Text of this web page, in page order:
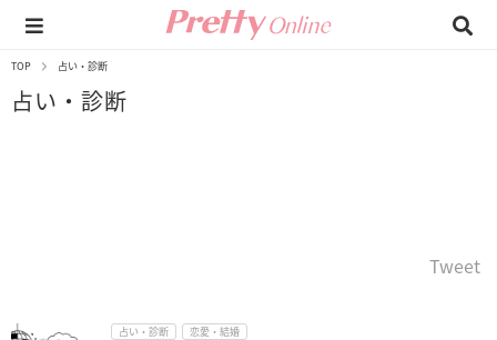
TOP 占い・診断
占い・診断
Tweet
占い・診断 恋愛・結婚